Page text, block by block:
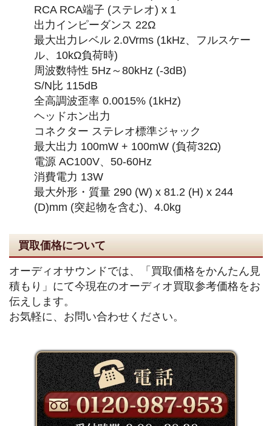
RCA RCA端子 (ステレオ) x 1
出力インピーダンス 22Ω
最大出力レベル 2.0Vrms (1kHz、フルスケー
ル、10kΩ負荷時)
周波数特性 5Hz～80kHz (-3dB)
S/N比 115dB
全高調波歪率 0.0015% (1kHz)
ヘッドホン出力
コネクター ステレオ標準ジャック
最大出力 100mW + 100mW (負荷32Ω)
電源 AC100V、50-60Hz
消費電力 13W
最大外形・質量 290 (W) x 81.2 (H) x 244
(D)mm (突起物を含む)、4.0kg
買取価格について
オーディオサウンドでは、「買取価格をかんたん見
積もり」にて今現在のオーディオ買取参考価格をお
伝えします。
お気軽に、お問い合わせください。